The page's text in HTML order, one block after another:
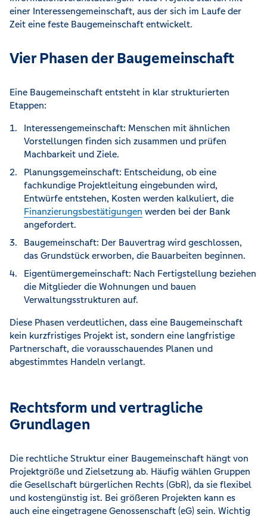
einer Interessengemeinschaft, aus der sich im Laufe der
Zeit eine feste Baugemeinschaft entwickelt.
Vier Phasen der Baugemeinschaft
Eine Baugemeinschaft entsteht in klar strukturierten
Etappen:
Interessengemeinschaft: Menschen mit ähnlichen
Vorstellungen finden sich zusammen und prüfen
Machbarkeit und Ziele.
Planungsgemeinschaft: Entscheidung, ob eine
fachkundige Projektleitung eingebunden wird,
Entwürfe entstehen, Kosten werden kalkuliert, die
Finanzierungsbestätigungen werden bei der Bank
angefordert.
Baugemeinschaft: Der Bauvertrag wird geschlossen,
das Grundstück erworben, die Bauarbeiten beginnen.
Eigentümergemeinschaft: Nach Fertigstellung beziehen
die Mitglieder die Wohnungen und bauen
Verwaltungsstrukturen auf.
Diese Phasen verdeutlichen, dass eine Baugemeinschaft
kein kurzfristiges Projekt ist, sondern eine langfristige
Partnerschaft, die vorausschauendes Planen und
abgestimmtes Handeln verlangt.
Rechtsform und vertragliche
Grundlagen
Die rechtliche Struktur einer Baugemeinschaft hängt von
Projektgröße und Zielsetzung ab. Häufig wählen Gruppen
die Gesellschaft bürgerlichen Rechts (GbR), da sie flexibel
und kostengünstig ist. Bei größeren Projekten kann es
auch eine eingetragene Genossenschaft (eG) sein. Wichtig